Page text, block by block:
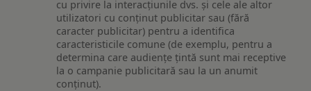
cu privire la interacțiunile dvs. și cele ale altor
utilizatori cu conținut publicitar sau (fără
caracter publicitar) pentru a identifica
caracteristicile comune (de exemplu, pentru a
determina care audiențe țintă sunt mai receptive
la o campanie publicitară sau la un anumit
conținut).